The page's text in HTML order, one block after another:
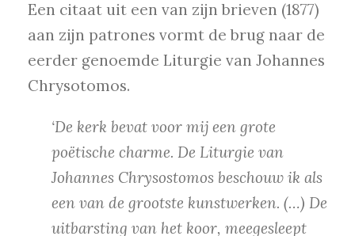
Een citaat uit een van zijn brieven (1877)
aan zijn patrones vormt de brug naar de
eerder genoemde Liturgie van Johannes
Chrysotomos.
‘De kerk bevat voor mij een grote
poëtische charme. De Liturgie van
Johannes Chrysostomos beschouw ik als
een van de grootste kunstwerken. (…) De
uitbarsting van het koor, meegesleept